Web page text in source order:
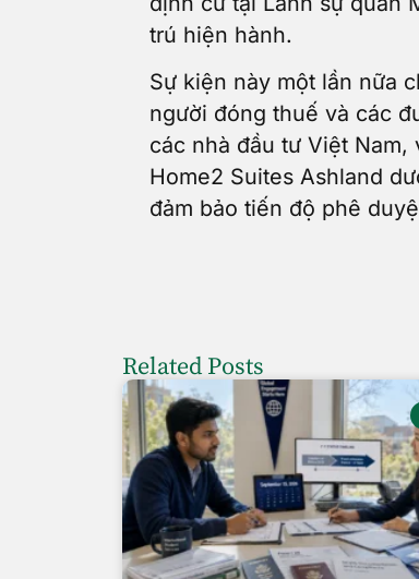
trú hiện hành.
Sự kiện này một lần nữa
người đóng thuế và các
các nhà đầu tư Việt
Home2 Suites Ashland
đảm bảo tiến độ phê
Related Posts